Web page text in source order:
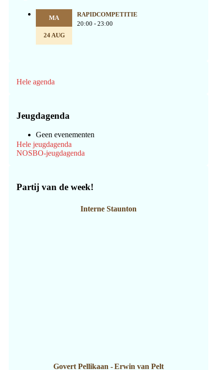
MA
24 AUG
RAPIDCOMPETITIE
20:00 - 23:00
Hele agenda
Jeugdagenda
Geen evenementen
Hele jeugdagenda
NOSBO-jeugdagenda
Partij van de week!
Interne Staunton
Govert Pellikaan - Erwin van Pelt